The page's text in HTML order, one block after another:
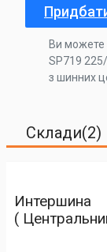
Ви можете
SP719
з шинних
Склади(2)
Интершина
(